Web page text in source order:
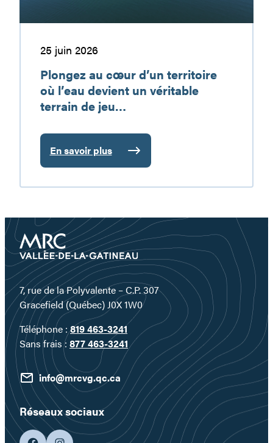
terrain25 juin 2026
Plongez au cœur d’un territoire
où l’eau devient un véritable
terrain de jeu…
En savoir plus
:
Plongez
au
d’un
territoire
où
l’eau
devient
un
véritable
terrain
de
jeu…
7, rue de la Polyvalente – C.P. 307
Gracefield (Québec) J0X 1W0
Téléphone :819 463-3241
Sans frais : 877 463-3241
info@mrcvg.qc.ca
Réseaux sociaux